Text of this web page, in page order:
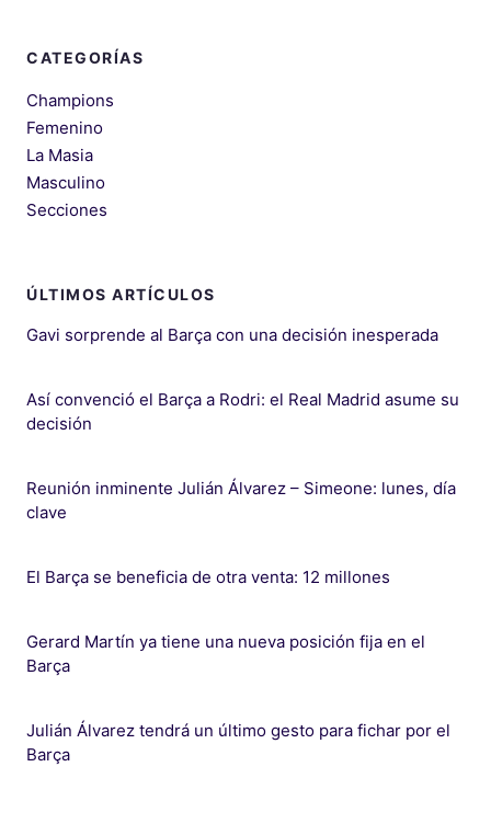
CATEGORÍAS
Champions
Femenino
La Masia
Masculino
Secciones
ÚLTIMOS ARTÍCULOS
Gavi sorprende al Barça con una decisión inesperada
Así convenció el Barça a Rodri: el Real Madrid asume su
decisión
Reunión inminente Julián Álvarez – Simeone: lunes, día
clave
El Barça se beneficia de otra venta: 12 millones
Gerard Martín ya tiene una nueva posición fija en el
Barça
Julián Álvarez tendrá un último gesto para fichar por el
Barça